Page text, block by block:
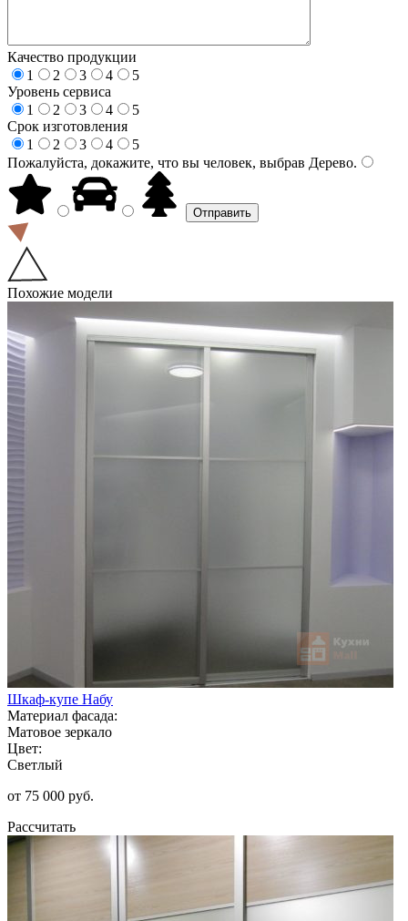
Качество продукции
1
2 3 4
5
Уровень сервиса
1
2 3 4
5
Срок изготовления
1
2 3 4
5
Пожалуйста, докажите, что вы человек, выбрав Дерево.
Похожие модели
Шкаф-купе Набу
Материал фасада:
Матовое зеркало
Цвет:
Светлый
от 75 000 руб.
Рассчитать